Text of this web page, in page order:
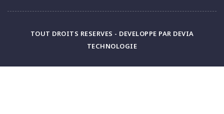
TOUT DROITS RESERVES - DEVELOPPE PAR DEVIA
TECHNOLOGIE